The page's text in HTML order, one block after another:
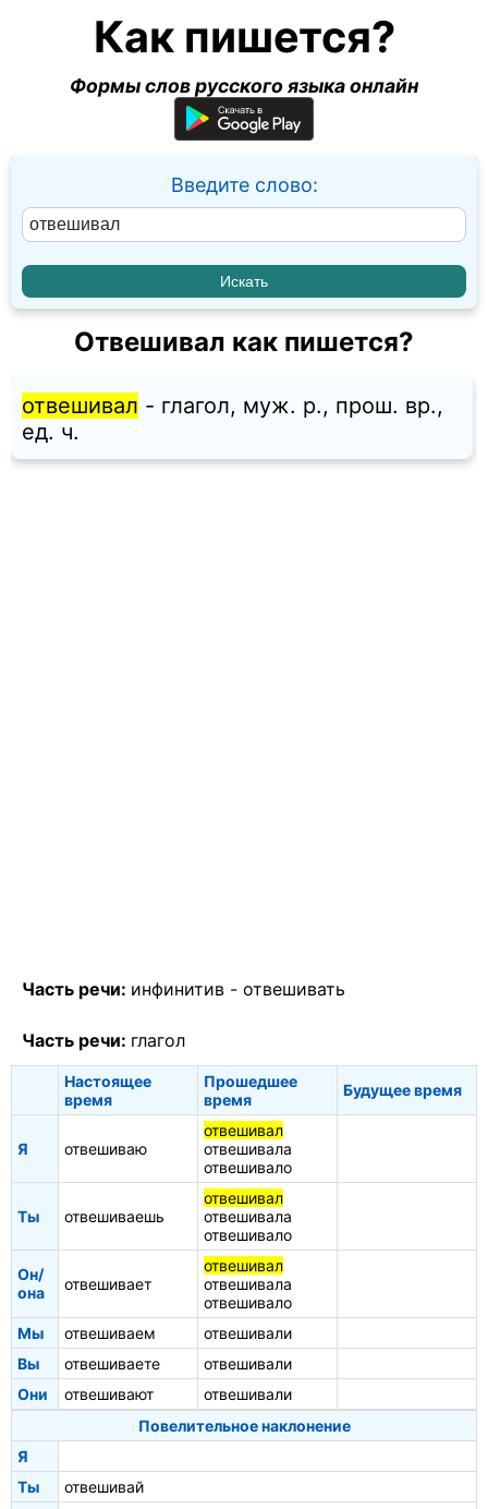
Как пишется?
Формы слов русского языка онлайн
Введите слово:
Отвешивал как пишется?
отвешивал - глагол, муж. p., прош. вр.,
ед. ч.
Часть речи: инфинитив - отвешивать
Часть речи: глагол
Настоящее
время
Прошедшее
время
Будущее время
Я отвешиваю
отвешивал
отвешивала
отвешивало
Ты отвешиваешь
отвешивал
отвешивала
отвешивало
Он/
она
отвешивает
отвешивал
отвешивала
отвешивало
Мы
отвешиваем
отвешивали
Вы
отвешиваете
отвешивали
Они
отвешивают
отвешивали
Повелительное наклонение
Я
Ты
отвешивай